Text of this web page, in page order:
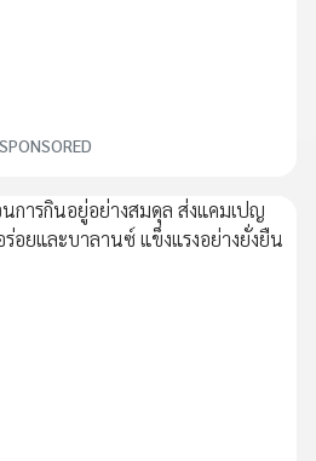
SPONSORED